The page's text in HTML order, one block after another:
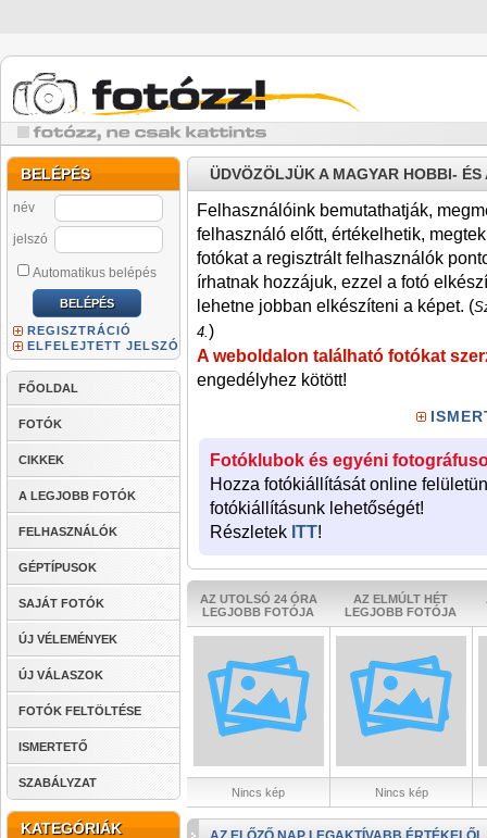
BELÉPÉS
név
jelszó
Automatikus belépés
REGISZTRÁCIÓ
ELFELEJTETT JELSZÓ
FŐOLDAL
FOTÓK
CIKKEK
A LEGJOBB FOTÓK
FELHASZNÁLÓK
GÉPTÍPUSOK
SAJÁT FOTÓK
ÚJ VÉLEMÉNYEK
ÚJ VÁLASZOK
FOTÓK FELTÖLTÉSE
ISMERTETŐ
SZABÁLYZAT
KATEGÓRIÁK
ÜDVÖZÖLJÜK A MAGYAR HOBBI-
Felhasználóink bemutathatják,
felhasználó előtt, értékelhetik,
fotókat a regisztrált felhasználók
írhatnak hozzájuk, ezzel a fotó
lehetne jobban elkészíteni a képet. (
4.)
A weboldalon található fotókat
engedélyhez kötött!
Fotóklubok és egyéni
Hozza fotókiállítását online
fotókiállításunk lehetőségét!
Részletek ITT!
AZ UTOLSÓ 24 ÓRA
LEGJOBB FOTÓJA
AZ ELMÚLT HÉT
LEGJOBB FOTÓJA
Nincs kép Nincs kép